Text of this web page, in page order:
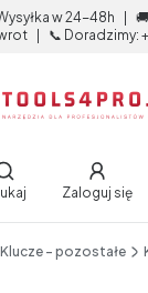
w 24-48h |
| 📞 Doradzimy:
Otwórz
Zaloguj się
Klucze - pozostałe